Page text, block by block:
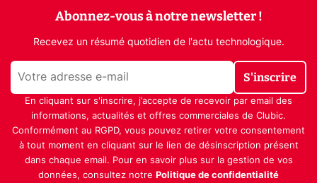
Abonnez-vous à notre newsletter !
Recevez un résumé quotidien de l'actu technologique.
S'inscrire
En cliquant sur s'inscrire, j’accepte de recevoir par email des
informations, actualités et offres commerciales de Clubic.
Conformément au RGPD, vous pouvez retirer votre consentement
à tout moment en cliquant sur le lien de désinscription présent
dans chaque email. Pour en savoir plus sur la gestion de vos
données, consultez notre Politique de confidentialité